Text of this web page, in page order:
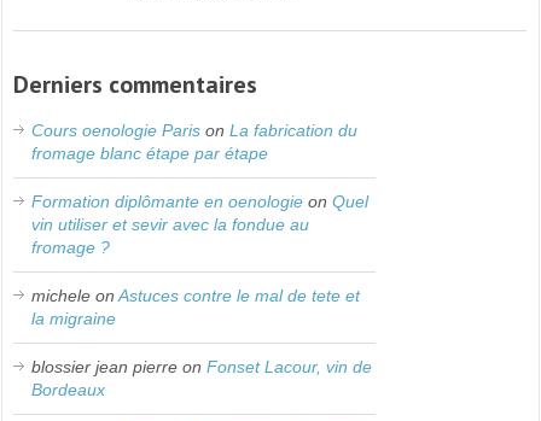
Derniers commentaires
Cours oenologie Paris onLa fabrication du
fromage blanc étape par étape
Formation diplômante en oenologie onQuel
vin utiliser et sevir avec la fondue au
fromage ?
michele onAstuces contre le mal de tete et
la migraine
blossier jean pierre onFonset Lacour, vin de
Bordeaux